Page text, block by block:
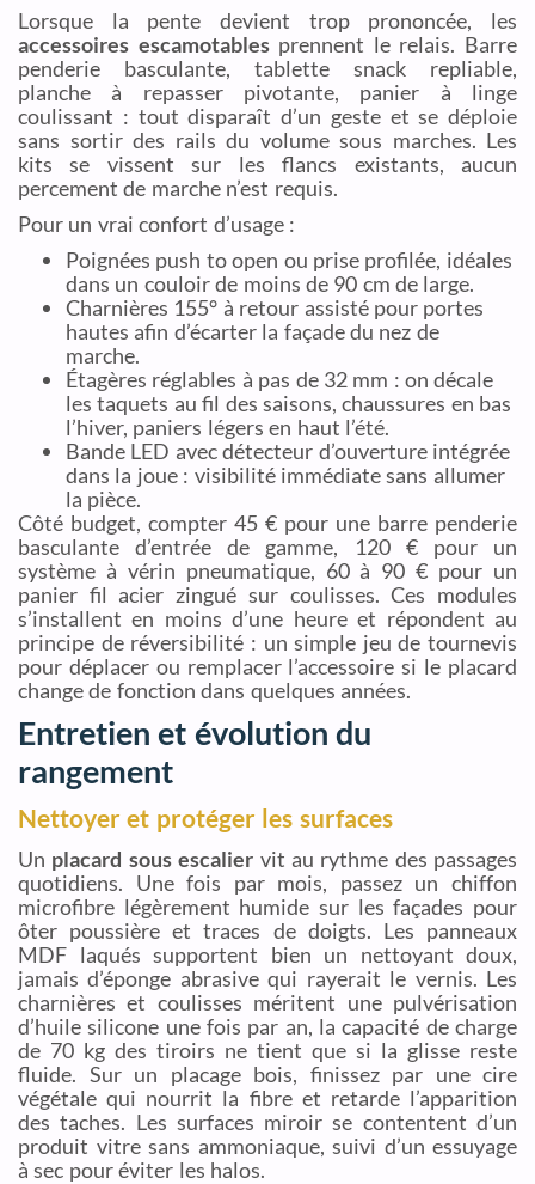
Lorsque la pente devient trop prononcée, les
accessoires escamotablesprennent le relais. Barre
penderie basculante, tablette snack repliable,
planche à repasser pivotante, panier à linge
coulissant : tout disparaît d’un geste et se déploie
sans sortir des rails du volume sous marches. Les
kits se vissent sur les flancs existants, aucun
percement de marche n’est requis.
Pour un vrai confort d’usage :
Poignées push to open ou prise profilée, idéales
dans un couloir de moins de 90 cm de large.
Charnières 155° à retour assisté pour portes
hautes afin d’écarter la façade du nez de
marche.
Étagères réglables à pas de 32 mm : on décale
les taquets au fil des saisons, chaussures en bas
l’hiver, paniers légers en haut l’été.
Bande LED avec détecteur d’ouverture intégrée
dans la joue : visibilité immédiate sans allumer
la pièce.
Côté budget, compter 45 € pour une barre penderie
basculante d’entrée de gamme, 120 € pour un
système à vérin pneumatique, 60 à 90 € pour un
panier fil acier zingué sur coulisses. Ces modules
s’installent en moins d’une heure et répondent au
principe de réversibilité : un simple jeu de tournevis
pour déplacer ou remplacer l’accessoire si le placard
change de fonction dans quelques années.
Entretien et évolution du
rangement
Nettoyer et protéger les surfaces
Un placard sous escalier vit au rythme des passages
quotidiens. Une fois par mois, passez un chiffon
microfibre légèrement humide sur les façades pour
ôter poussière et traces de doigts. Les panneaux
MDF laqués supportent bien un nettoyant doux,
jamais d’éponge abrasive qui rayerait le vernis. Les
charnières et coulisses méritent une pulvérisation
d’huile silicone une fois par an, la capacité de charge
de 70 kg des tiroirs ne tient que si la glisse reste
fluide. Sur un placage bois, finissez par une cire
végétale qui nourrit la fibre et retarde l’apparition
des taches. Les surfaces miroir se contentent d’un
produit vitre sans ammoniaque, suivi d’un essuyage
à sec pour éviter les halos.